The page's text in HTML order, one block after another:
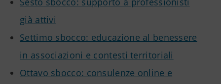
già attivi
Settimo sbocco: educazione al benessere
in associazioni e contesti territoriali
Ottavo sbocco: consulenze online e